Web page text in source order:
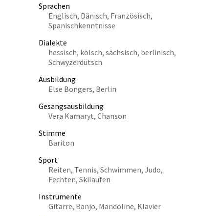
Sprachen
Englisch, Dänisch, Französisch,
Spanischkenntnisse
Dialekte
hessisch, kölsch, sächsisch, berlinisch,
Schwyzerdütsch
Ausbildung
Else Bongers, Berlin
Gesangsausbildung
Vera Kamaryt, Chanson
Stimme
Bariton
Sport
Reiten, Tennis, Schwimmen, Judo,
Fechten, Skilaufen
Instrumente
Gitarre, Banjo, Mandoline, Klavier